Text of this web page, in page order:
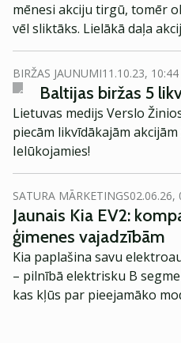
mēnesi akciju tirgū, tomēr
vēl sliktāks. Lielākā daļa
sarkanā krāsā.
BIRŽAS JAUNUMI11.10.23, 10:44
Baltijas biržas 5
Lietuvas medijs Verslo
piecām likvīdākajām
Ielūkojamies!
SATURA MĀRKETINGS02.06.26,
Jaunais Kia EV2:
ģimenes vajadzībām
Kia paplašina savu
– pilnībā elektrisku B
kas kļūs par pieejamāko